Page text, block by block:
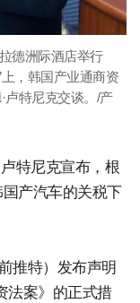
德洲际酒店举行
，韩国产业通商资
卢特尼克交谈。/产
特尼克宣布，根
产汽车的关税下
推特）发布声明
法案》的正式措